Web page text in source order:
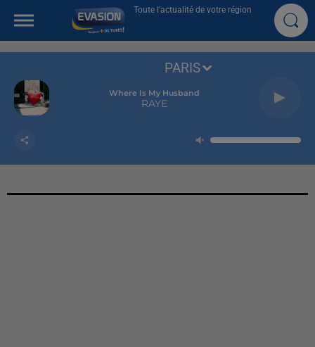
Toute l'actualité de votre région
Where Is My Husband
RAYE
PARIS